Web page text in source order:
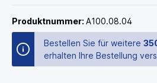
Produktnummer: A100.08.04
Bestellen Sie für weitere
erhalten Ihre Bestellung